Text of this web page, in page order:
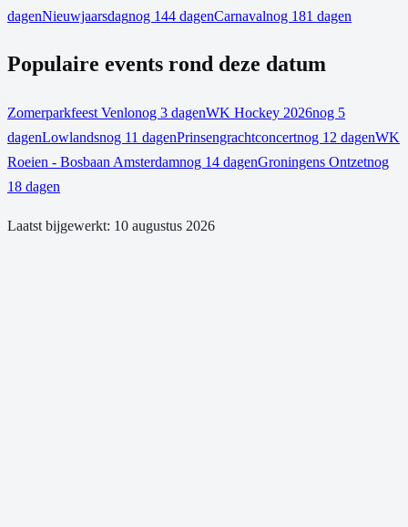
dagenNieuwjaarsdagnog 144 dagenCarnavalnog 181 dagen
Populaire events rond deze datum
Zomerparkfeest Venlonog 3 dagenWK Hockey 2026nog 5
dagenLowlandsnog 11 dagenPrinsengrachtconcertnog 12 dagenWK
Roeien - Bosbaan Amsterdamnog 14 dagenGroningens Ontzetnog
18 dagen
Laatst bijgewerkt: 10 augustus 2026